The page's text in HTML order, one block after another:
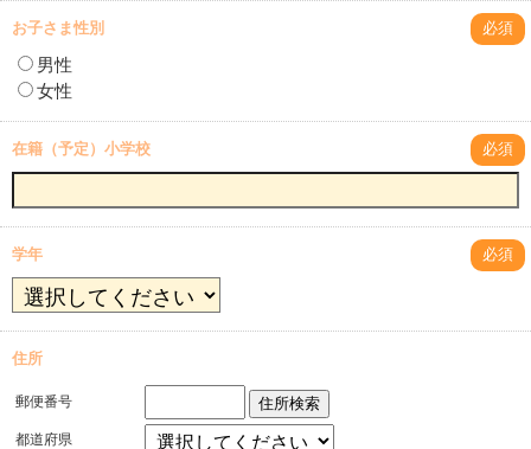
お子さま性別 必須
男性
女性
在籍（予定）小学校 必須
学年 必須
住所
郵便番号 住所検索
都道府県